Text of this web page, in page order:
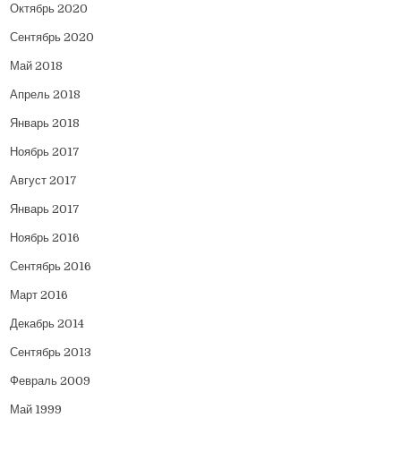
Октябрь 2020
Сентябрь 2020
Май 2018
Апрель 2018
Январь 2018
Ноябрь 2017
Август 2017
Январь 2017
Ноябрь 2016
Сентябрь 2016
Март 2016
Декабрь 2014
Сентябрь 2013
Февраль 2009
Май 1999